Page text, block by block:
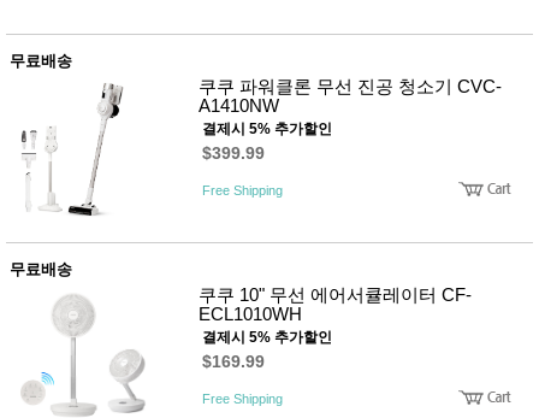
Pet
Supplies
무료배송
쿠쿠 파워클론 무선 진공 청소기 CVC-
A1410NW
결제시 5% 추가할인
$399.99
Free Shipping
무료배송
쿠쿠 10" 무선 에어서큘레이터 CF-
ECL1010WH
결제시 5% 추가할인
$169.99
Free Shipping